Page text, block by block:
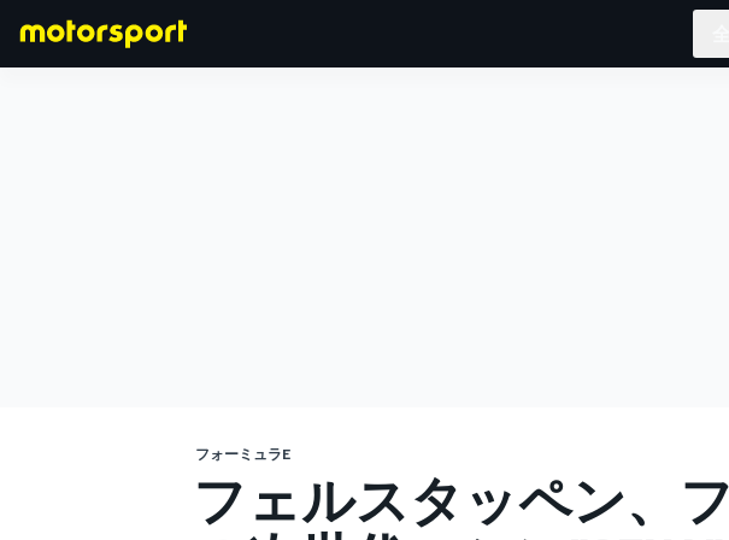
フォーミュラE
フェルスタッペン、